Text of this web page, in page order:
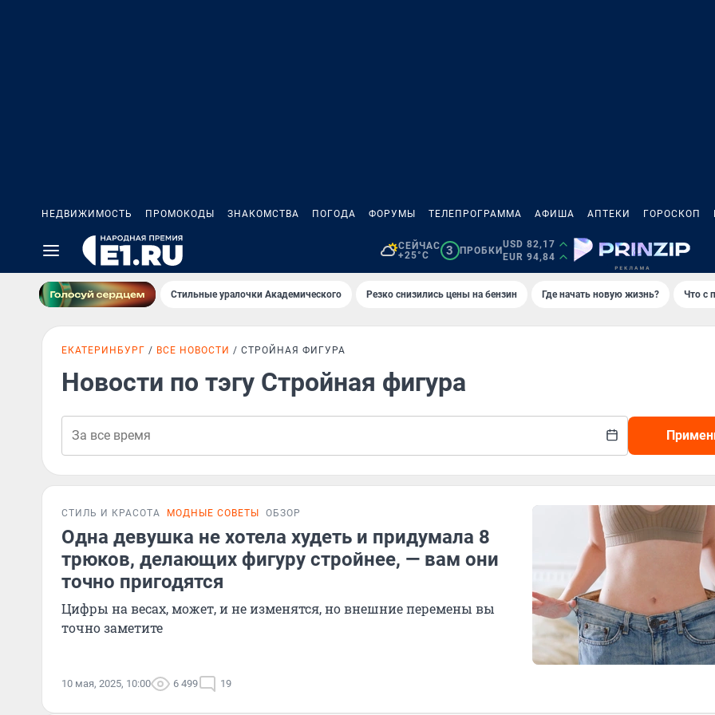
НЕДВИЖИМОСТЬ ПРОМОКОДЫ ЗНАКОМСТВА ПОГОДА ФОРУМЫ ТЕЛЕПРОГРАММА АФИША АПТЕКИ ГОРОСКОП
СЕЙЧАС
+25°C
3 ПРОБКИ
USD 82,17
EUR 94,84
Стильные уралочки Академического Резко снизились цены на бензин Где начать новую жизнь? Что с
ЕКАТЕРИНБУРГ ВСЕ НОВОСТИ СТРОЙНАЯ ФИГУРА
Новости по тэгу Стройная фигура
СТИЛЬ И КРАСОТА МОДНЫЕ СОВЕТЫ ОБЗОР
Одна девушка не хотела худеть и придумала 8
трюков, делающих фигуру стройнее, — вам они
точно пригодятся
Цифры на весах, может, и не изменятся, но внешние перемены вы
точно заметите
10 мая, 2025, 10:00 6 499 19